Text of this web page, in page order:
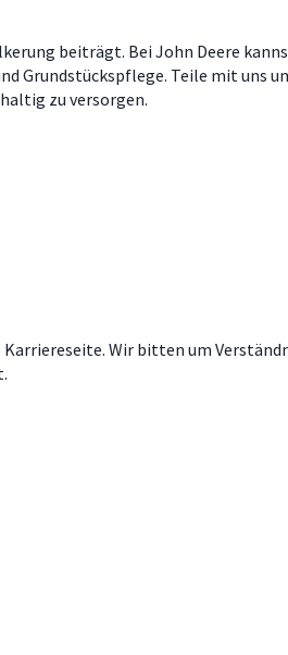
beiträgt. Bei John Deere
Grundstückspflege. Teile mit uns
zu versorgen.
Wir bitten um